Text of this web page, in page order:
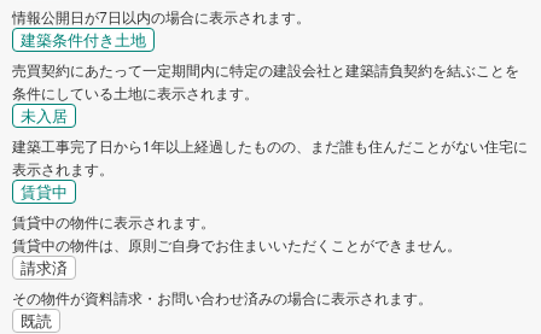
情報公開日が7日以内の場合に表示されます。
建築条件付き土地
売買契約にあたって一定期間内に特定の建設会社と建築請負契約を結ぶことを
条件にしている土地に表示されます。
未入居
建築工事完了日から1年以上経過したものの、まだ誰も住んだことがない住宅に
表示されます。
賃貸中
賃貸中の物件に表示されます。
賃貸中の物件は、原則ご自身でお住まいいただくことができません。
請求済
その物件が資料請求・お問い合わせ済みの場合に表示されます。
既読